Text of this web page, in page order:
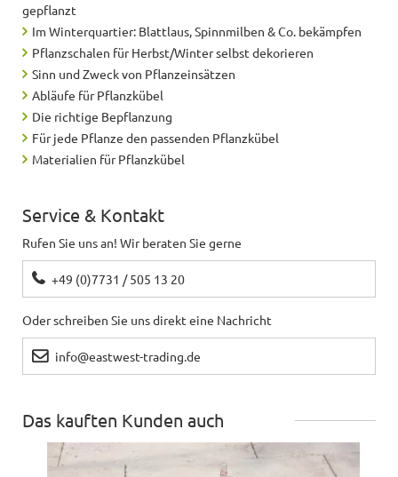
gepflanzt
Im Winterquartier: Blattlaus, Spinnmilben & Co. bekämpfen
Pflanzschalen für Herbst/Winter selbst dekorieren
Sinn und Zweck von Pflanzeinsätzen
Abläufe für Pflanzkübel
Die richtige Bepflanzung
Für jede Pflanze den passenden Pflanzkübel
Materialien für Pflanzkübel
Service & Kontakt
Rufen Sie uns an! Wir beraten Sie gerne
+49 (0)7731 / 505 13 20
Oder schreiben Sie uns direkt eine Nachricht
info@eastwest-trading.de
Das kauften Kunden auch